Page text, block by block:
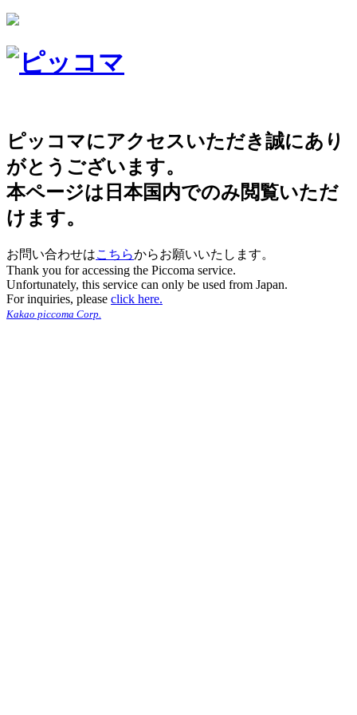
ピッコマにアクセスいただき誠にあり
がとうございます。
本ページは日本国内でのみ閲覧いただ
けます。
お問い合わせはこちらからお願いいたします。
Thank you for accessing the Piccoma service.
Unfortunately, this service can only be used from Japan.
For inquiries, please click here.
Kakao piccoma Corp.